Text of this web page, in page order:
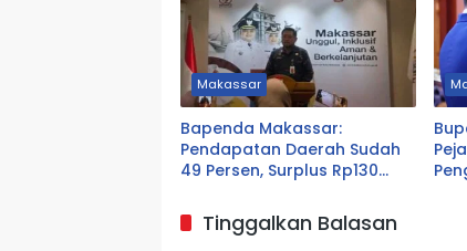
Makassar
Bapenda Makassar:
Pendapatan Daerah Sudah
49 Persen, Surplus Rp130
Tinggalkan Balasan